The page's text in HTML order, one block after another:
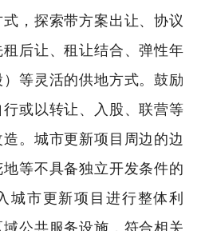
，探索带方案出让、协议
后让、租让结合、弹性年
等灵活的供地方式。鼓励
或以转让、入股、联营等
。城市更新项目周边的边
等不具备独立开发条件的
城市更新项目进行整体利
公共服务设施，符合相关